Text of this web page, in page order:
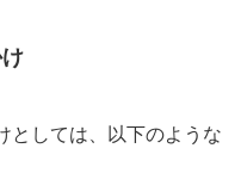
としては、以下のような